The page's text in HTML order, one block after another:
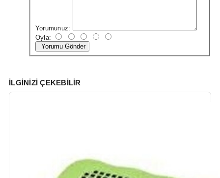
Yorumunuz:
Oyla:
Yorumu Gönder
İLGINIZI ÇEKEBILIR